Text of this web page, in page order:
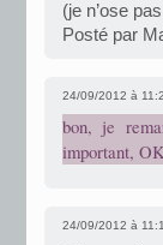
(je n’ose
Posté par
24/09/2012 à
bon, je
important,
24/09/2012 à